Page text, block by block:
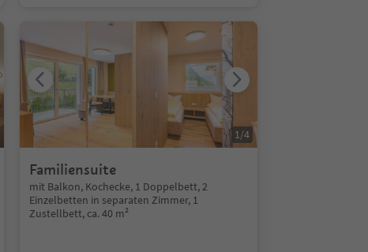
Familiensuite
mit Balkon, Kochecke, 1 Doppelbett, 2
Einzelbetten in separaten Zimmer, 1
Zustellbett, ca. 40 m²
1/4